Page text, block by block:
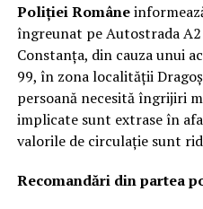
Poliției Române
îngreunat pe Autostrada
Constanța, din cauza unui
99, în zona localității
persoană necesită îngrijiri
implicate sunt extrase în
valorile de circulație sunt
Recomandări din partea